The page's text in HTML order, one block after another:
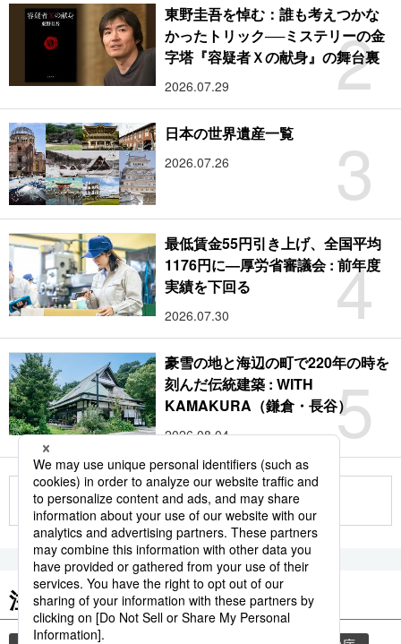
2
東野圭吾を悼む：誰も考えつかな
かったトリック──ミステリーの金
字塔『容疑者Ｘの献身』の舞台裏
2026.07.29
3
日本の世界遺産一覧
2026.07.26
4
最低賃金55円引き上げ、全国平均
1176円に―厚労省審議会 : 前年度
実績を下回る
2026.07.30
5
豪雪の地と海辺の町で220年の時を
刻んだ伝統建築 : WITH
KAMAKURA（鎌倉・長谷）
2026.08.04
もっと見る
注目のキーワード